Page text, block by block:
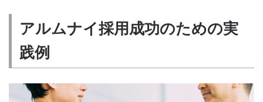
アルムナイ採用成功のための実
践例